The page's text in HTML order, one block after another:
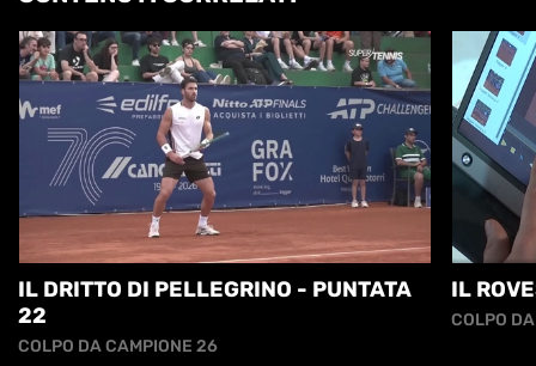
IL DRITTO DI PELLEGRINO - PUNTATA
22
COLPO DA CAMPIONE 26
IL
COLPO